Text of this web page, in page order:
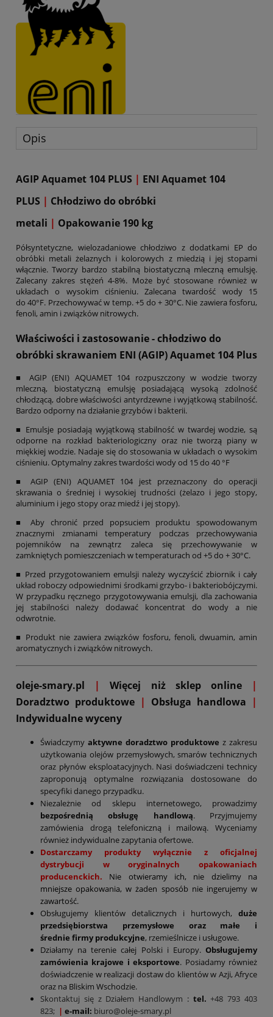
Opis
AGIP Aquamet 104 PLUS | ENI Aquamet 104
PLUS | Chłodziwo do obróbki
metali | Opakowanie 190 kg
Półsyntetyczne, wielozadaniowe chłodziwo z dodatkami EP do
obróbki metali żelaznych i kolorowych z miedzią i jej stopami
włącznie. Tworzy bardzo stabilną biostatyczną mleczną emulsję.
Zalecany zakres stężeń 4-8%. Może być stosowane również w
układach o wysokim ciśnieniu. Zalecana twardość wody 15
do 40°F. Przechowywać w temp. +5 do + 30°C. Nie zawiera fosforu,
fenoli, amin i związków nitrowych.
Właściwości i zastosowanie - chłodziwo do
obróbki skrawaniem ENI (AGIP) Aquamet 104 Plus
■ AGIP (ENI) AQUAMET 104 rozpuszczony w wodzie tworzy
mleczną, biostatyczną emulsję posiadającą wysoką zdolność
chłodzącą, dobre właściwości antyrdzewne i wyjątkową stabilność.
Bardzo odporny na działanie grzybów i bakterii.
■ Emulsje posiadają wyjątkową stabilność w twardej wodzie, są
odporne na rozkład bakteriologiczny oraz nie tworzą piany w
miękkiej wodzie. Nadaje się do stosowania w układach o wysokim
ciśnieniu. Optymalny zakres twardości wody od 15 do 40 °F
■ AGIP (ENI) AQUAMET 104 jest przeznaczony do operacji
skrawania o średniej i wysokiej trudności (żelazo i jego stopy,
aluminium i jego stopy oraz miedź i jej stopy).
■ Aby chronić przed popsuciem produktu spowodowanym
znacznymi zmianami temperatury podczas przechowywania
pojemników na zewnątrz zaleca się przechowywanie w
zamkniętych pomieszczeniach w temperaturach od +5 do + 30°C.
■ Przed przygotowaniem emulsji należy wyczyścić zbiornik i cały
układ roboczy odpowiednimi środkami grzybo- i bakteriobójczymi.
W przypadku ręcznego przygotowywania emulsji, dla zachowania
jej stabilności należy dodawać koncentrat do wody a nie
odwrotnie.
■ Produkt nie zawiera związków fosforu, fenoli, dwuamin, amin
aromatycznych i związków nitrowych.
oleje-smary.pl | Więcej niż sklep online
|
Doradztwo produktowe | Obsługa handlowa |
Indywidualne wyceny
Świadczymy aktywne doradztwo produktowe z zakresu
użytkowania olejów przemysłowych, smarów technicznych
oraz płynów eksploatacyjnych. Nasi doświadczeni technicy
zaproponują optymalne rozwiązania dostosowane do
specyfiki danego przypadku.
Niezależnie od sklepu internetowego, prowadzimy
bezpośrednią obsługę handlową. Przyjmujemy
zamówienia drogą telefoniczną i mailową. Wyceniamy
również indywidualne zapytania ofertowe.
Dostarczamy produkty wyłącznie z oficjalnej
dystrybucji w oryginalnych opakowaniach
producenckich. Nie otwieramy ich, nie dzielimy na
mniejsze opakowania, w żaden sposób nie ingerujemy w
zawartość.
Obsługujemy klientów detalicznych i hurtowych, duże
przedsiębiorstwa przemysłowe oraz małe i
średnie firmy produkcyjne, rzemieślnicze i usługowe.
Działamy na terenie całej Polski i Europy. Obsługujemy
zamówienia krajowe i eksportowe. Posiadamy również
doświadczenie w realizacji dostaw do klientów w Azji, Afryce
oraz na Bliskim Wschodzie.
Skontaktuj się z Działem Handlowym : tel.+48 793 403
823; | e-mail: biuro@oleje-smary.pl